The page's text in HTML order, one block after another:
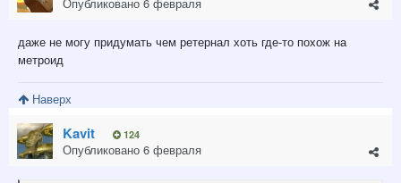
даже не могу придумать чем ретернал хоть где-то похож на
метроид
Наверх
Kavit 124
Опубликовано 6 февраля